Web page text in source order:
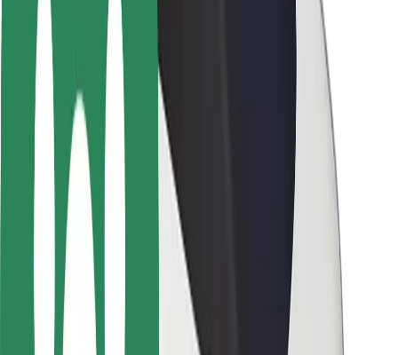
Segurança dos motoristas
Segurança das trotinetes
Safety Lab
Cidades
Localizações
Soluções para as cidades
Aeroportos
Estações de carregamento da Bolt
Ajuda
Para passageiros
Para motoristas